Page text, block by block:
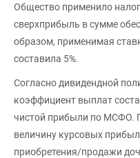
Общество применило
сверхприбыль в сумме
образом, применимая
составила 5%.
Согласно дивидендной
коэффициент выплат
чистой прибыли по МСФО.
величину курсовых
приобретения/продажи